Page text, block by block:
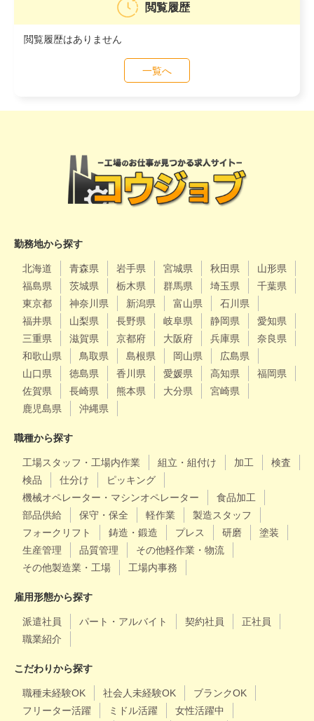
閲覧履歴
閲覧履歴はありません
一覧へ
勤務地から探す
北海道 青森県 岩手県 宮城県 秋田県
山形県
福島県
茨城県 栃木県 群馬県 埼玉県
千葉県
東京都
神奈川県 新潟県 富山県
石川県
福井県
山梨県 長野県 岐阜県 静岡県
愛知県
三重県
滋賀県 京都府 大阪府 兵庫県
奈良県
和歌山県
鳥取県 島根県 岡山県
広島県
山口県
徳島県 香川県 愛媛県 高知県
福岡県
佐賀県
長崎県 熊本県 大分県
宮崎県
鹿児島県
沖縄県
職種から探す
工場スタッフ・工場内作業 組立・組付け 加工
検査
検品
仕分け
ピッキング
機械オペレーター・マシンオペレーター
食品加工
部品供給
保守・保全 軽作業
製造スタッフ
フォークリフト
鋳造・鍛造 プレス 研磨
塗装
生産管理
品質管理
その他軽作業・物流
その他製造業・工場
工場内事務
雇用形態から探す
派遣社員 パート・アルバイト 契約社員
正社員
職業紹介
こだわりから探す
職種未経験OK 社会人未経験OK
ブランクOK
フリーター活躍
ミドル活躍
女性活躍中